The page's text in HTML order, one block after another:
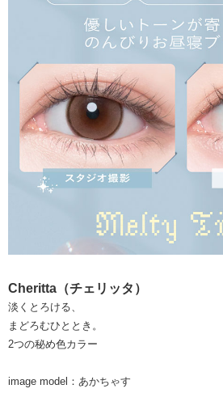
Cheritta（チェリッタ）
淡くとろける、
まどろむひととき。
2つの秘め色カラー
image model：あかちゃす